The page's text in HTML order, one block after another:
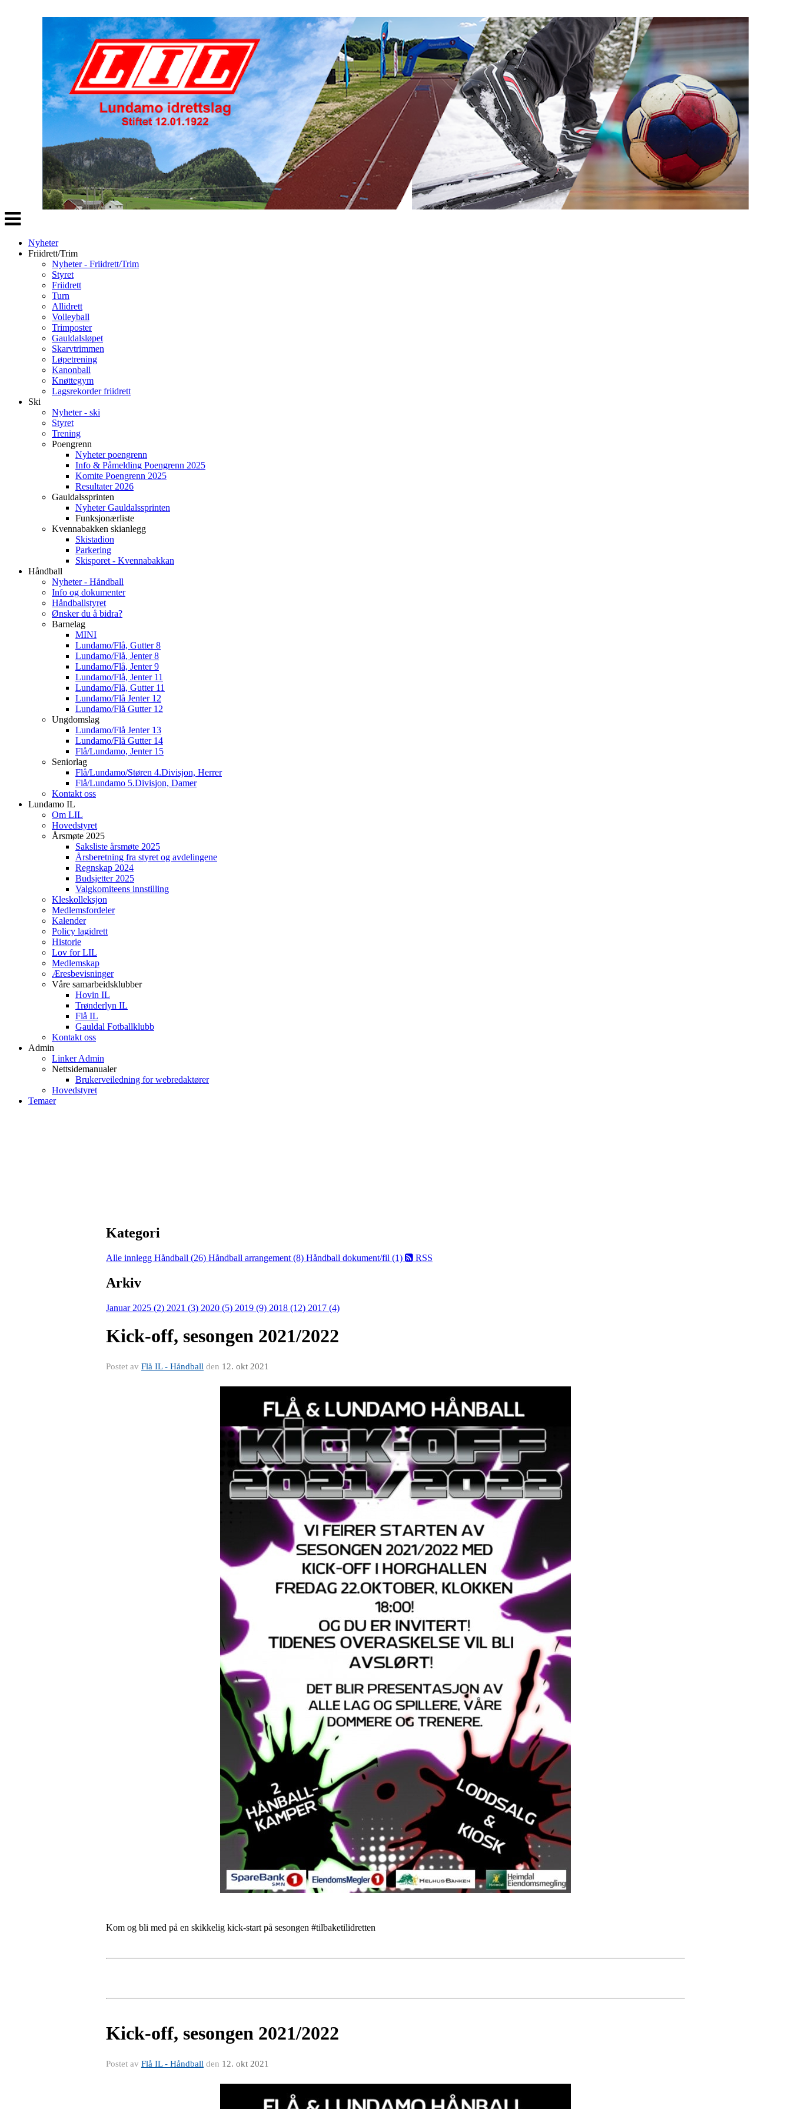
Veksle
navigasjon
Nyheter
Friidrett/Trim
Nyheter - Friidrett/Trim
Styret
Friidrett
Turn
Allidrett
Volleyball
Trimposter
Gauldalsløpet
Skarvtrimmen
Løpetrening
Kanonball
Knøttegym
Lagsrekorder friidrett
Ski
Nyheter - ski
Styret
Trening
Poengrenn
Nyheter poengrenn
Info & Påmelding Poengrenn 2025
Komite Poengrenn 2025
Resultater 2026
Gauldalssprinten
Nyheter Gauldalssprinten
Funksjonærliste
Kvennabakken skianlegg
Skistadion
Parkering
Skisporet - Kvennabakkan
Håndball
Nyheter - Håndball
Info og dokumenter
Håndballstyret
Ønsker du å bidra?
Barnelag
MINI
Lundamo/Flå, Gutter 8
Lundamo/Flå, Jenter 8
Lundamo/Flå, Jenter 9
Lundamo/Flå, Jenter 11
Lundamo/Flå, Gutter 11
Lundamo/Flå Jenter 12
Lundamo/Flå Gutter 12
Ungdomslag
Lundamo/Flå Jenter 13
Lundamo/Flå Gutter 14
Flå/Lundamo, Jenter 15
Seniorlag
Flå/Lundamo/Støren 4.Divisjon, Herrer
Flå/Lundamo 5.Divisjon, Damer
Kontakt oss
Lundamo IL
Om LIL
Hovedstyret
Årsmøte 2025
Saksliste årsmøte 2025
Årsberetning fra styret og avdelingene
Regnskap 2024
Budsjetter 2025
Valgkomiteens innstilling
Kleskolleksjon
Medlemsfordeler
Kalender
Policy lagidrett
Historie
Lov for LIL
Medlemskap
Æresbevisninger
Våre samarbeidsklubber
Hovin IL
Trønderlyn IL
Flå IL
Gauldal Fotballklubb
Kontakt oss
Admin
Linker Admin
Nettsidemanualer
Brukerveiledning for webredaktører
Hovedstyret
Temaer
Kategori
Alle innlegg Håndball (26) Håndball arrangement (8) Håndball dokument/fil (1) RSS
Arkiv
Januar 2025 (2) 2021 (3) 2020 (5) 2019 (9) 2018 (12) 2017 (4)
Kick-off, sesongen 2021/2022
Postet av Flå IL - Håndball den 12. okt 2021
Kom og bli med på en skikkelig kick-start på sesongen #tilbaketilidretten
Kick-off, sesongen 2021/2022
Postet av Flå IL - Håndball den 12. okt 2021